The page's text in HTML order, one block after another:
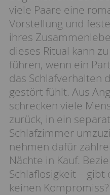
viele Paare eine
Vorstellung und
ihres
dieses Ritual kann
führen, wenn ein
das Schlafverhalten
gestört fühlt. Aus
schrecken viele
zurück, in ein
Schlafzimmer
nehmen dafür
Nächte in Kauf.
Schlaflosigkeit – gibt
keinen Kompromiss?